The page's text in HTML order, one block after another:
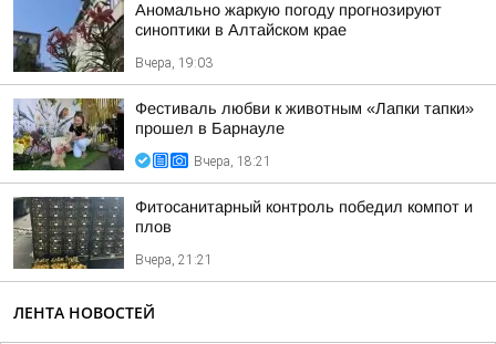
Аномально жаркую погоду прогнозируют
синоптики в Алтайском крае
Вчера, 19:03
Фестиваль любви к животным «Лапки тапки»
прошел в Барнауле
Вчера, 18:21
Фитосанитарный контроль победил компот и
плов
Вчера, 21:21
ЛЕНТА НОВОСТЕЙ